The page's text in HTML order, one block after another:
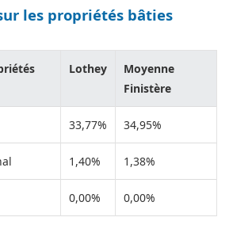
les propriétés bâties
Lothey
Moyenne
Finistère
33,77% 34,95%
1,40% 1,38%
0,00% 0,00%